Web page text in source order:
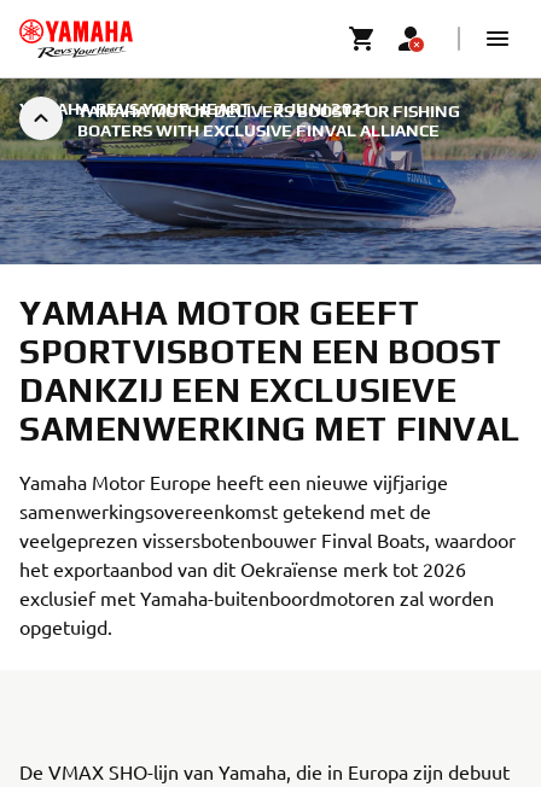
YAMAHA MOTOR DELIVERS BOOST FOR FISHING
BOATERS WITH EXCLUSIVE FINVAL ALLIANCE
YAMAHA REVS YOUR HEART | 7 JUNI 2021
YAMAHA MOTOR GEEFT
SPORTVISBOTEN EEN BOOST
DANKZIJ EEN EXCLUSIEVE
SAMENWERKING MET FINVAL
Yamaha Motor Europe heeft een nieuwe vijfjarige
samenwerkingsovereenkomst getekend met de
veelgeprezen vissersbotenbouwer Finval Boats, waardoor
het exportaanbod van dit Oekraïense merk tot 2026
exclusief met Yamaha-buitenboordmotoren zal worden
opgetuigd.
De VMAX SHO-lijn van Yamaha, die in Europa zijn debuut